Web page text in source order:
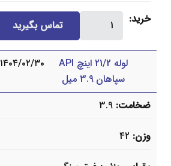
خرید
لوله
اینچ
API
سپاهان
3.9
میل
تماس بگیرید
لوله 21/2 اینچ API
سپاهان 3.9 میل
۱۴۰۴/۰۲/۳۰
ضخامت 3.9
وزن 42